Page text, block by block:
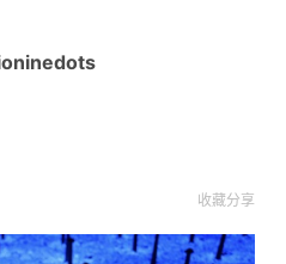
收藏分享